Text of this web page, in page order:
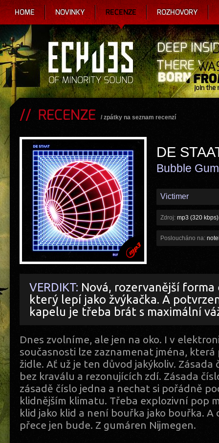
HOME NOVINKY RECENZE ROZHOVORY
RECENZE / zpátky na seznam recenzí
DE
Bubble Gum
Victimer
Zdroj: mp3 (320 kbps)
Posloucháno na:
VERDIKT: Nová, rozervanější
který lepí jako žvýkačka. A
kapelu je třeba brát s maximální
Dnes zvolníme, ale jen na oko. I v
současnosti lze zaznamenat jména,
židle. Ať už je ten důvod jakýkoliv. Zásada
bez kraválu a rezonujících zdí. Zásada
zásadě číslo jedna a nechat si pořádně
klidnějším klimatu. Třeba explozivní pop
klid jako klid a není bouřka jako bouřka.
přece jen bude. Z gumáren Nijmegen.